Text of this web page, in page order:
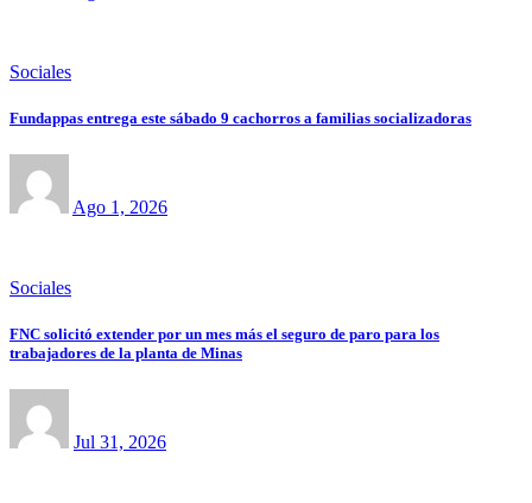
Sociales
Fundappas entrega este sábado 9 cachorros a familias socializadoras
Ago 1, 2026
Sociales
FNC solicitó extender por un mes más el seguro de paro para los
trabajadores de la planta de Minas
Jul 31, 2026